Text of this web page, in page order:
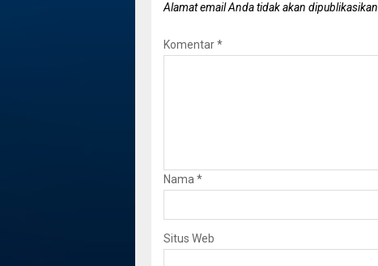
Alamat email Anda tidak akan dipublikasikan.
Komentar*
Nama *
Situs Web